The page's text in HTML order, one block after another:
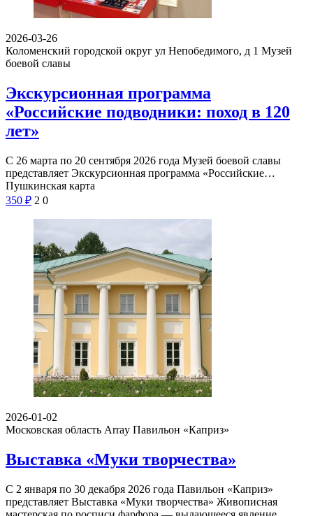
2026-03-26
Коломенский городской округ ул Непобедимого, д 1 Музей
боевой славы
Экскурсионная программа
«Российские подводники: поход в 120
лет»
С 26 марта по 20 сентября 2026 года Музей боевой славы
представляет Экскурсионная программа «Российские…
Пушкинская карта
350 ₽ 2 0
2026-01-02
Московская область Array Павильон «Каприз»
Выставка «Муки творчества»
С 2 января по 30 декабря 2026 года Павильон «Каприз»
представляет Выставка «Муки творчества» Живописная